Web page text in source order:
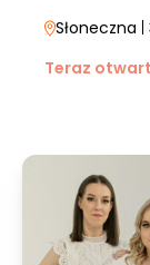
Słoneczna
Teraz